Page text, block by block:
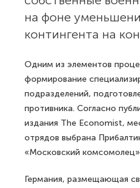
на фоне
контингента на
Одним из элементов
формирование
подразделений,
противника. Согласно
издания The Economist,
отрядов выбрана
«Московский
Германия, размещающая